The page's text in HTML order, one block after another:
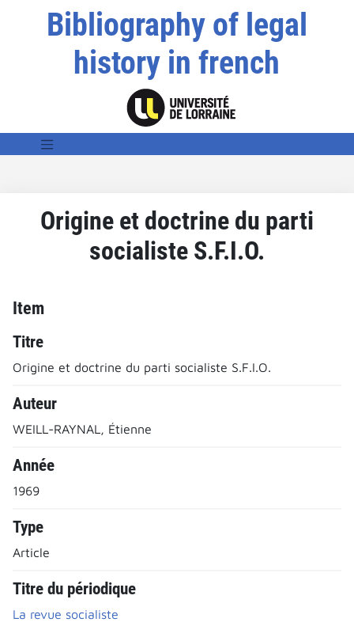
Bibliography of legal
history in french
Origine et doctrine du parti
socialiste S.F.I.O.
Item
Titre
Origine et doctrine du parti socialiste S.F.I.O.
Auteur
WEILL-RAYNAL, Étienne
Année
1969
Type
Article
Titre du périodique
La revue socialiste